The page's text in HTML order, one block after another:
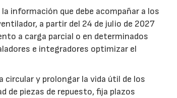
información que debe acompañar a los
a partir del 24 de julio de 2027
a carga parcial o en determinados
e integradores optimizar el
y prolongar la vida útil de los
de piezas de repuesto, fija plazos